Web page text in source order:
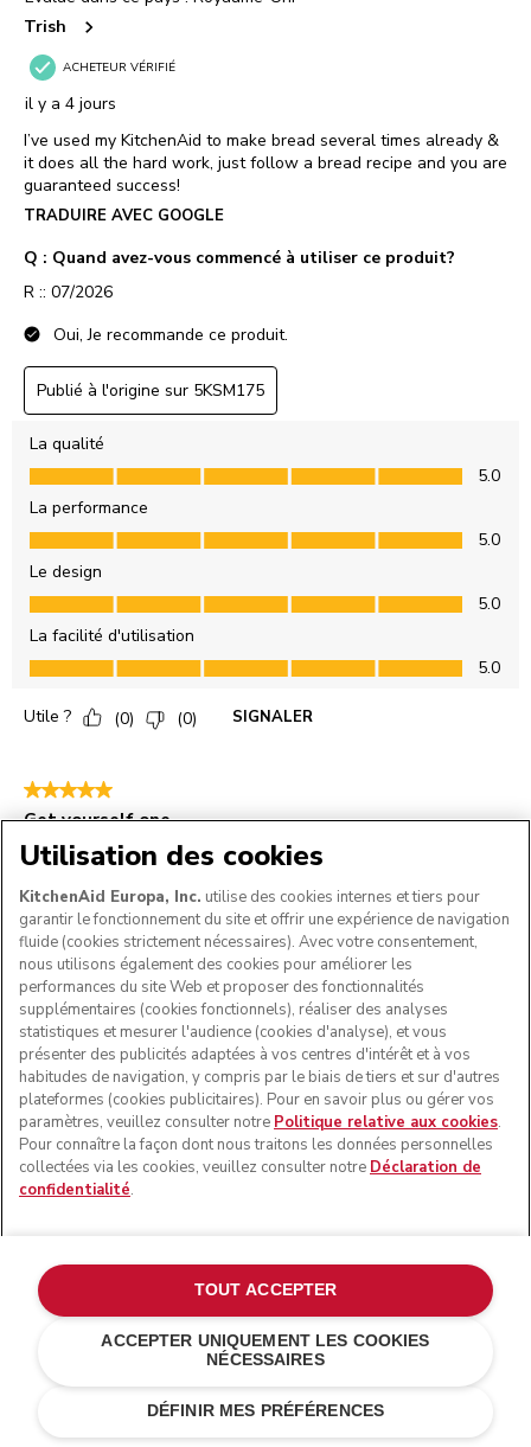
Pomme d'amour
CHF 619.-
Utilisation des cookies
KitchenAid Europa, Inc. utilise des cookies internes et tiers pour
garantir le fonctionnement du site et offrir une expérience de navigation
fluide (cookies strictement nécessaires). Avec votre consentement,
nous utilisons également des cookies pour améliorer les
performances du site Web et proposer des fonctionnalités
supplémentaires (cookies fonctionnels), réaliser des analyses
statistiques et mesurer l'audience (cookies d'analyse), et vous
présenter des publicités adaptées à vos centres d'intérêt et à vos
habitudes de navigation, y compris par le biais de tiers et sur d'autres
plateformes (cookies publicitaires). Pour en savoir plus ou gérer vos
paramètres, veuillez consulter notre Politique relative aux cookies.
Pour connaître la façon dont nous traitons les données personnelles
collectées via les cookies, veuillez consulter notre Déclaration de
confidentialité.
DÉFINIR MES PRÉFÉRENCES
ACCEPTER UNIQUEMENT LES COOKIES
NÉCESSAIRES
TOUT ACCEPTER